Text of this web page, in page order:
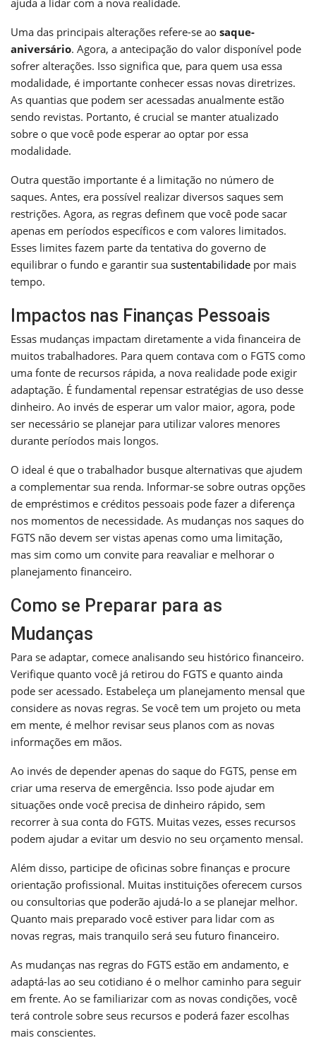
Uma das principais alterações refere-se ao saque-
aniversário. Agora, a antecipação do valor disponível pode
sofrer alterações. Isso significa que, para quem usa essa
modalidade, é importante conhecer essas novas diretrizes.
As quantias que podem ser acessadas anualmente estão
sendo revistas. Portanto, é crucial se manter atualizado
sobre o que você pode esperar ao optar por essa
modalidade.
Outra questão importante é a limitação no número de
saques. Antes, era possível realizar diversos saques sem
restrições. Agora, as regras definem que você pode sacar
apenas em períodos específicos e com valores limitados.
Esses limites fazem parte da tentativa do governo de
equilibrar o fundo e garantir sua sustentabilidade por mais
tempo.
Impactos nas Finanças Pessoais
Essas mudanças impactam diretamente a vida financeira de
muitos trabalhadores. Para quem contava com o FGTS como
uma fonte de recursos rápida, a nova realidade pode exigir
adaptação. É fundamental repensar estratégias de uso desse
dinheiro. Ao invés de esperar um valor maior, agora, pode
ser necessário se planejar para utilizar valores menores
durante períodos mais longos.
O ideal é que o trabalhador busque alternativas que ajudem
a complementar sua renda. Informar-se sobre outras opções
de empréstimos e créditos pessoais pode fazer a diferença
nos momentos de necessidade. As mudanças nos saques do
FGTS não devem ser vistas apenas como uma limitação,
mas sim como um convite para reavaliar e melhorar o
planejamento financeiro.
Como se Preparar para as
Mudanças
Para se adaptar, comece analisando seu histórico financeiro.
Verifique quanto você já retirou do FGTS e quanto ainda
pode ser acessado. Estabeleça um planejamento mensal que
considere as novas regras. Se você tem um projeto ou meta
em mente, é melhor revisar seus planos com as novas
informações em mãos.
Ao invés de depender apenas do saque do FGTS, pense em
criar uma reserva de emergência. Isso pode ajudar em
situações onde você precisa de dinheiro rápido, sem
recorrer à sua conta do FGTS. Muitas vezes, esses recursos
podem ajudar a evitar um desvio no seu orçamento mensal.
Além disso, participe de oficinas sobre finanças e procure
orientação profissional. Muitas instituições oferecem cursos
ou consultorias que poderão ajudá-lo a se planejar melhor.
Quanto mais preparado você estiver para lidar com as
novas regras, mais tranquilo será seu futuro financeiro.
As mudanças nas regras do FGTS estão em andamento, e
adaptá-las ao seu cotidiano é o melhor caminho para seguir
em frente. Ao se familiarizar com as novas condições, você
terá controle sobre seus recursos e poderá fazer escolhas
mais conscientes.